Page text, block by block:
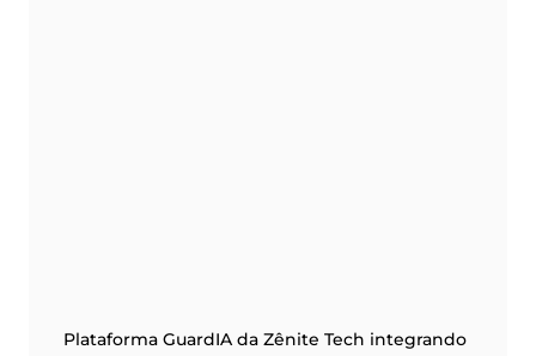
Plataforma GuardIA da Zênite Tech integrando